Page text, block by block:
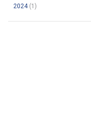
2024(1)